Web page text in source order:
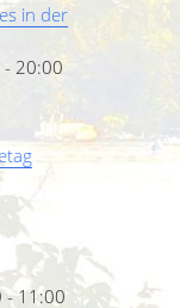
in der
20:00
- 11:00